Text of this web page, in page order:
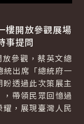
樓開放參觀展場
事提問
參觀，蔡英文總
出席「總統府一
透過此次策展主
帶領民眾回憶過
，展現臺灣人民